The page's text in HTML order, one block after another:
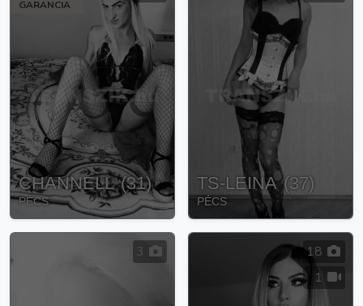
GARANCIA
CHANNELL (31)
PÉCS
TS-LEINA (37)
PÉCS
3
18
1